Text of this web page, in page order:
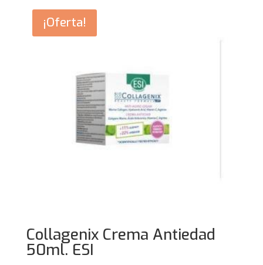
¡Oferta!
Collagenix Crema Antiedad
50ml. ESI